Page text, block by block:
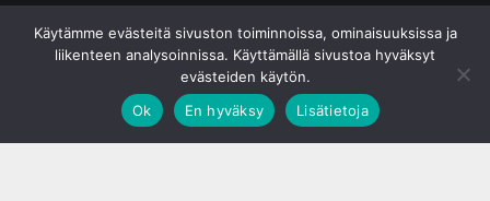
Käytämme evästeitä sivuston toiminnoissa, ominaisuuksissa ja
liikenteen analysoinnissa. Käyttämällä sivustoa hyväksyt
evästeiden käytön.
Ok
En hyväksy Lisätietoja